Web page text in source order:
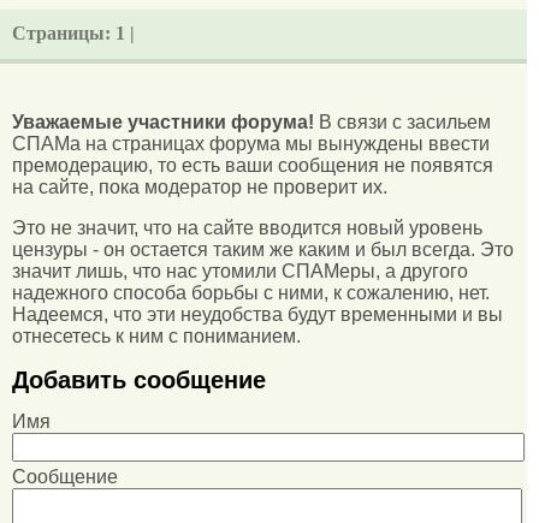
Страницы: 1 |
Уважаемые участники форума! В связи с засильем
СПАМа на страницах форума мы вынуждены ввести
премодерацию, то есть ваши сообщения не появятся
на сайте, пока модератор не проверит их.
Это не значит, что на сайте вводится новый уровень
цензуры - он остается таким же каким и был всегда. Это
значит лишь, что нас утомили СПАМеры, а другого
надежного способа борьбы с ними, к сожалению, нет.
Надеемся, что эти неудобства будут временными и вы
отнесетесь к ним с пониманием.
Добавить сообщение
Имя
Сообщение